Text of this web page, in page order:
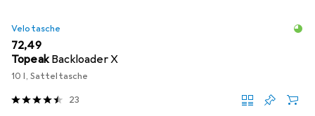
Velotasche
EUR
72,49
Topeak Backloader X
10 l, Satteltasche
23